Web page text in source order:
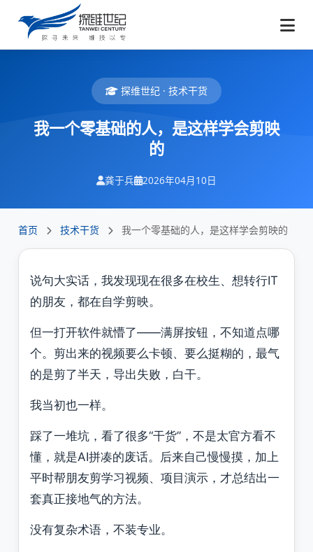
探维世纪 · 技术干货
我一个零基础的人，是这样学会剪映
的
龚于兵 2026年04月10日
首页 技术干货 我一个零基础的人，是这样学会剪映的
说句大实话，我发现现在很多在校生、想转行IT
的朋友，都在自学剪映。
但一打开软件就懵了——满屏按钮，不知道点哪
个。剪出来的视频要么卡顿、要么挺糊的，最气
的是剪了半天，导出失败，白干。
我当初也一样。
踩了一堆坑，看了很多“干货”，不是太官方看不
懂，就是AI拼凑的废话。后来自己慢慢摸，加上
平时帮朋友剪学习视频、项目演示，才总结出一
套真正接地气的方法。
没有复杂术语，不装专业。